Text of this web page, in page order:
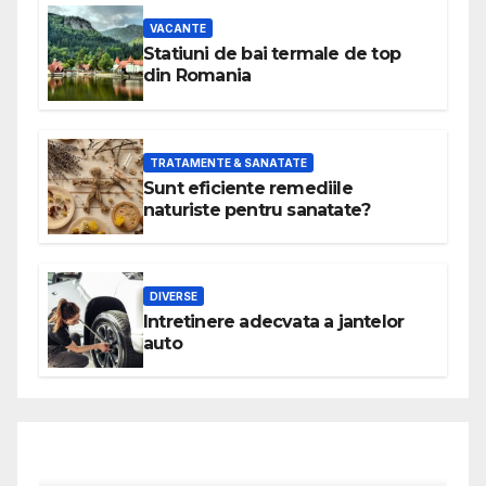
VACANTE
Statiuni de bai termale de top
din Romania
TRATAMENTE & SANATATE
Sunt eficiente remediile
naturiste pentru sanatate?
DIVERSE
Intretinere adecvata a jantelor
auto